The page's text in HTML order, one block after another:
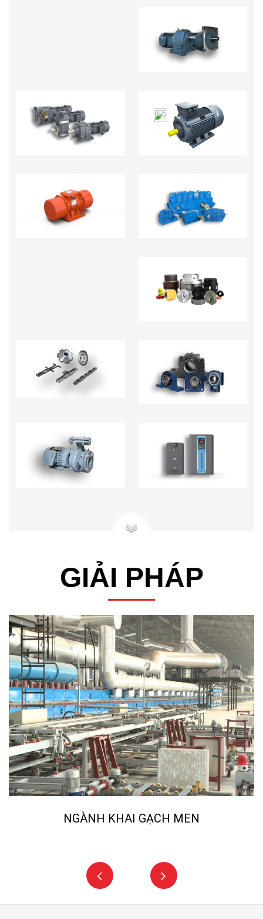
MOTOR GIẢM TỐC
MOTOR GIẢM TỐC
TẢI NẶNG R.S.K.F
ĐỘNG CƠ ĐIỆN
ĐỘNG CƠ RUNG
HỘP GIẢM TỐC CÔNG
NGHIỆP NẶNG
KHỚP NỐI TRỤC -
PHỤ KIỆN
NHÔNG XÍCH GỐI ĐỠ
BƠM TECO-BƠM ĐỊNH
LƯỢNG
BIẾN TẦN - BỘ CHỈNH
TỐC ĐỘ MOTOR
GIẢI PHÁP
NGÀNH KHAI GẠCH MEN